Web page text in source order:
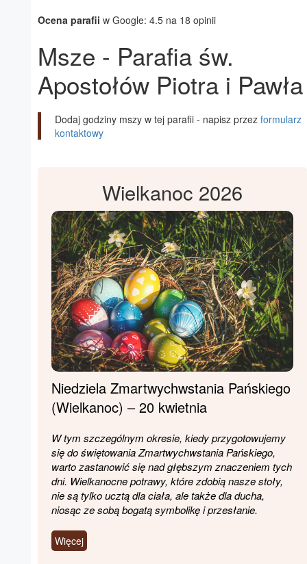
Ocena parafii w Google: 4.5 na 18 opinii
Msze - Parafia św.
Apostołów Piotra i Pawła
Dodaj godziny mszy w tej parafii - napisz przez formularz
kontaktowy
Wielkanoc 2026
Niedziela Zmartwychwstania Pańskiego
(Wielkanoc) – 20 kwietnia
W tym szczególnym okresie, kiedy przygotowujemy
się do świętowania Zmartwychwstania Pańskiego,
warto zastanowić się nad głębszym znaczeniem tych
dni. Wielkanocne potrawy, które zdobią nasze stoły,
nie są tylko ucztą dla ciała, ale także dla ducha,
niosąc ze sobą bogatą symbolikę i przesłanie.
Więcej